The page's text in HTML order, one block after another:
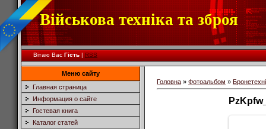
Військова техніка та зброя
Вітаю Вас Гість|RSS
Меню сайту
Главная страница
Информация о сайте
Гостевая книга
Каталог статей
Головна » Фотоальбом »